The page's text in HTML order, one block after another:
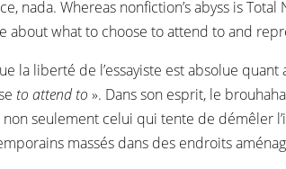
nada. Whereas nonfiction’s abyss is
about what to choose to attend to and
la liberté de l’essayiste est absolue
to attend to ». Dans son esprit, le
non seulement celui qui tente de
massés dans des endroits